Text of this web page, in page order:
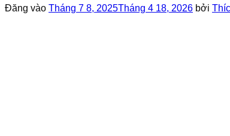
Đăng vào Tháng 7 8, 2025Tháng 4 18, 2026 bởi